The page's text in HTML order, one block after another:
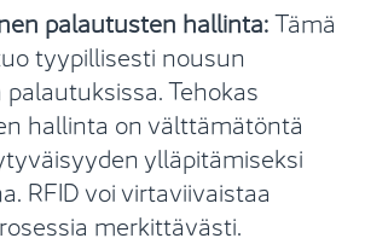
palautusten hallinta:Tämä
tyypillisesti nousun
Tehokas
hallinta on välttämätöntä
ylläpitämiseksi
RFID voi virtaviivaistaa
merkittävästi.